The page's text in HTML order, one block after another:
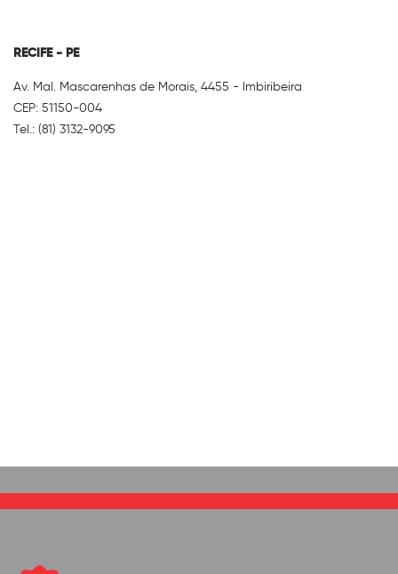
RECIFE - PE
Av. Mal. Mascarenhas de Morais, 4455 - Imbiribeira
CEP: 51150-004
Tel.: (81) 3132-9095